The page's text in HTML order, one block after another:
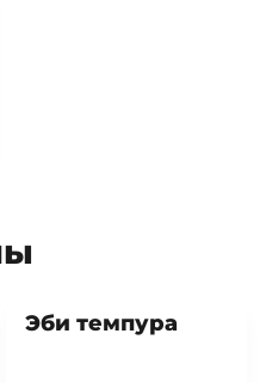
Эби темпура